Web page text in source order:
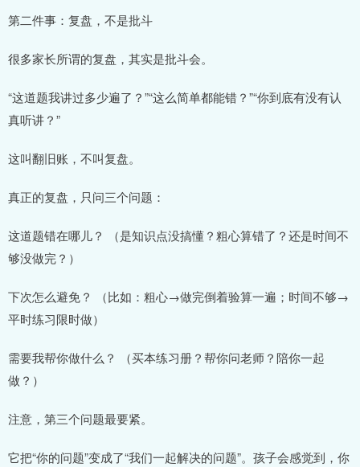
第二件事：复盘，不是批斗
很多家长所谓的复盘，其实是批斗会。
“这道题我讲过多少遍了？”“这么简单都能错？”“你到底有没有认
真听讲？”
这叫翻旧账，不叫复盘。
真正的复盘，只问三个问题：
这道题错在哪儿？ （是知识点没搞懂？粗心算错了？还是时间不
够没做完？）
下次怎么避免？ （比如：粗心→做完倒着验算一遍；时间不够→
平时练习限时做）
需要我帮你做什么？ （买本练习册？帮你问老师？陪你一起
做？）
注意，第三个问题最要紧。
它把“你的问题”变成了“我们一起解决的问题”。孩子会感觉到，你